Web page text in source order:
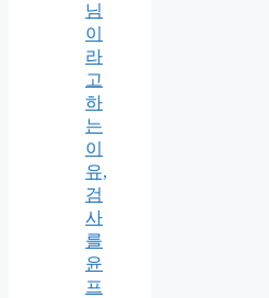
님
이
라
고
하
는
이
유,
검
사
를
윤
프